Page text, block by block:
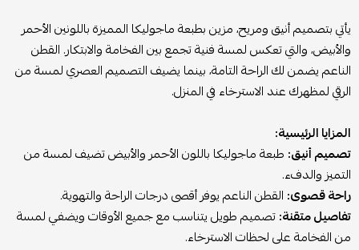
يأتي بتصميم أنيق ومريح، مزين بطبعة ماجوليكا المميزة باللونين الأحمر
والأبيض، والتي تعكس لمسة فنية تجمع بين الفخامة والابتكار. القطن
الناعم يضمن لك الراحة التامة، بينما يضيف التصميم العصري لمسة من
الرقي لمظهرك عند الاسترخاء في المنزل.
المزايا الرئيسية:
تصميم أنيق: طبعة ماجوليكا باللون الأحمر والأبيض تضيف لمسة من
التميز والدفء.
راحة قصوى: القطن الناعم يوفر أقصى درجات الراحة والتهوية.
تفاصيل متقنة:تصميم طويل يتناسب مع جميع الأوقات ويضفي لمسة
من الفخامة على لحظات الاسترخاء.